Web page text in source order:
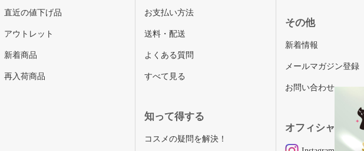
直近の値下げ品
アウトレット
新着商品
再入荷商品
お支払い方法
送料・配送
よくある質問
すべて見る
知って得する
コスメの疑問を解決！
その他
新着情報
メールマガジン登録
お問い合わせ
オフィシャルSNS